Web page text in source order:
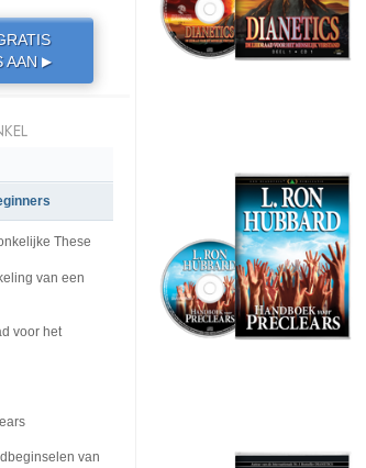
AAN▶
These
van een
voor het
van